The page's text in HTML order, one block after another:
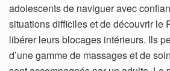
adolescents de naviguer avec
situations difficiles et de découvrir le
libérer leurs blocages intérieurs. Ils
d’une gamme de massages et de